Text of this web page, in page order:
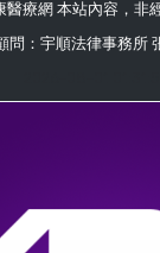
療網 本站內容，非
問：宇順法律事務所